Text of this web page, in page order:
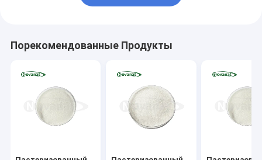
Порекомендованные Продукты